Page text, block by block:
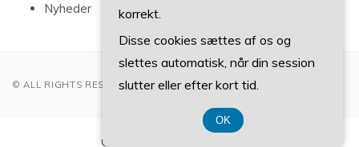
Nyheder
© ALL RIGHTS RESERVED 2022
CVR-Nummer 37 40 77 39
korrekt.
Disse cookies sættes af os og
slettes automatisk, når din session
slutter eller efter kort tid.
OK